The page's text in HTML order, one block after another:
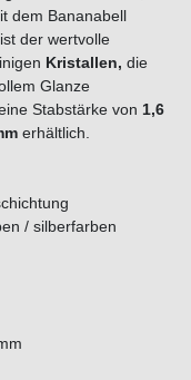
dem Bananabell
der wertvolle
Kristallen, die
Glanze
Stabstärke von 1,6
erhältlich.
/ silberfarben
mm